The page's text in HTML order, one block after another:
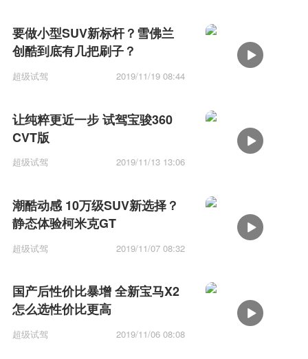
要做小型SUV新标杆？雪佛兰
创酷到底有几把刷子？
超级试驾 2019/11/19 08:44
让纯粹更近一步 试驾宝骏360
CVT版
超级试驾 2019/11/13 13:06
潮酷动感 10万级SUV新选择？
静态体验柯米克GT
超级试驾 2019/11/07 08:32
国产后性价比暴增 全新宝马X2
怎么选性价比更高
超级试驾 2019/11/06 08:08